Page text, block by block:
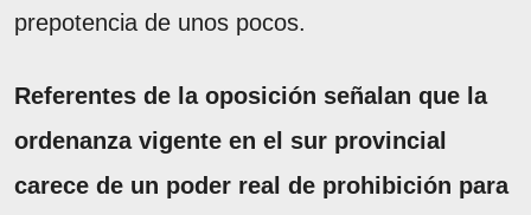
prepotencia de unos pocos.
Referentes de la oposición señalan que la
ordenanza vigente en el sur provincial
carece de un poder real de prohibición para